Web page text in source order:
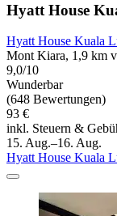
Hyatt House
Hyatt House Kuala
Mont Kiara, 1,9 km
9,0/10
Wunderbar
(648 Bewertungen)
93 €
inkl. Steuern &
15. Aug.–16. Aug.
Hyatt House Kuala